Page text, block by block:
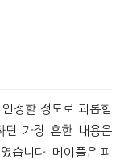
정할 정도로 괴롭힘
던 가장 흔한 내용은
습니다. 메이플은 피